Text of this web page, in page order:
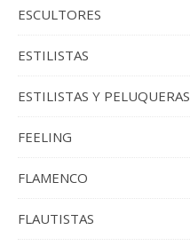
ESCULTORES
ESTILISTAS
ESTILISTAS Y PELUQUERAS
FEELING
FLAMENCO
FLAUTISTAS